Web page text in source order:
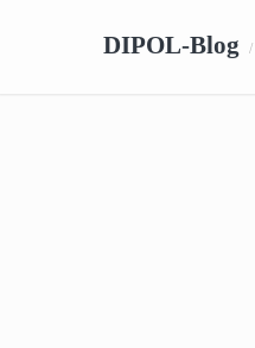
DIPOL-Blog /